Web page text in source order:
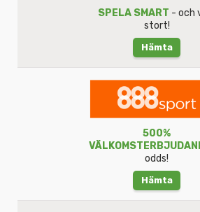
SPELA SMART - och
stort!
Hämta
500%
odds!
Hämta